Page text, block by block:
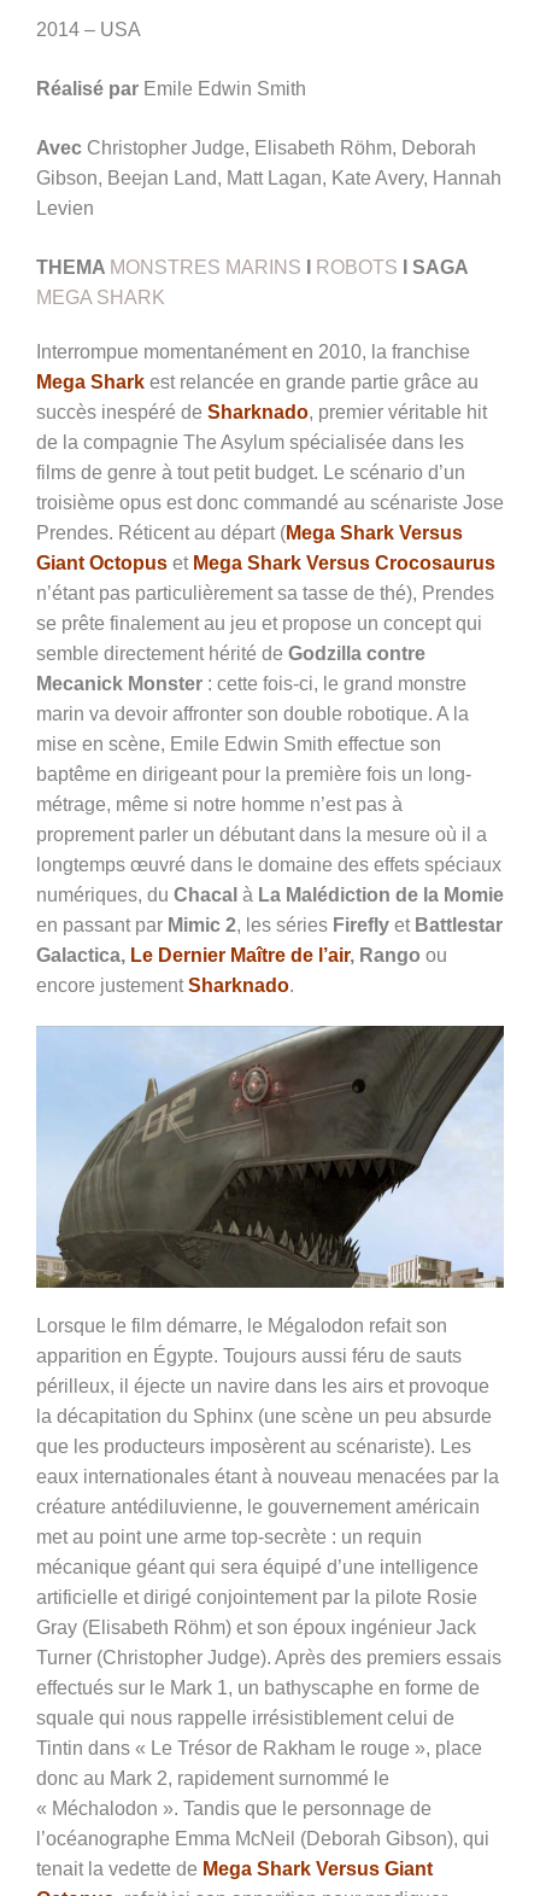
2014 – USA
Réalisé par Emile Edwin Smith
Avec Christopher Judge, Elisabeth Röhm, Deborah
Gibson, Beejan Land, Matt Lagan, Kate Avery, Hannah
Levien
THEMA MONSTRES MARINS ROBOTS
SAGA
MEGA SHARK
Interrompue momentanément en 2010, la franchise
Mega Shark est relancée en grande partie grâce au
succès inespéré de Sharknado, premier véritable hit
de la compagnie The Asylum spécialisée dans les
films de genre à tout petit budget. Le scénario d’un
troisième opus est donc commandé au scénariste Jose
Prendes. Réticent au départ (Mega Shark Versus
Giant Octopus et Mega Shark Versus Crocosaurus
n’étant pas particulièrement sa tasse de thé), Prendes
se prête finalement au jeu et propose un concept qui
semble directement hérité de Godzilla contre
Mecanick Monster : cette fois-ci, le grand monstre
marin va devoir affronter son double robotique. A la
mise en scène, Emile Edwin Smith effectue son
baptême en dirigeant pour la première fois un long-
métrage, même si notre homme n’est pas à
proprement parler un débutant dans la mesure où il a
longtemps œuvré dans le domaine des effets spéciaux
numériques, du Chacal à La Malédiction de la Momie
en passant par Mimic 2, les séries Firefly et Battlestar
Galactica, Le Dernier Maître de l’air, Rango ou
encore justementSharknado.
Lorsque le film démarre, le Mégalodon refait son
apparition en Égypte. Toujours aussi féru de sauts
périlleux, il éjecte un navire dans les airs et provoque
la décapitation du Sphinx (une scène un peu absurde
que les producteurs imposèrent au scénariste). Les
eaux internationales étant à nouveau menacées par la
créature antédiluvienne, le gouvernement américain
met au point une arme top-secrète : un requin
mécanique géant qui sera équipé d’une intelligence
artificielle et dirigé conjointement par la pilote Rosie
Gray (Elisabeth Röhm) et son époux ingénieur Jack
Turner (Christopher Judge). Après des premiers essais
effectués sur le Mark 1, un bathyscaphe en forme de
squale qui nous rappelle irrésistiblement celui de
Tintin dans « Le Trésor de Rakham le rouge », place
donc au Mark 2, rapidement surnommé le
« Méchalodon ». Tandis que le personnage de
l’océanographe Emma McNeil (Deborah Gibson), qui
tenait la vedette de Mega Shark Versus Giant